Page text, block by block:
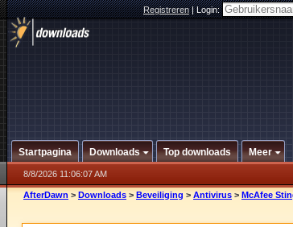
Registreren|Login:
Startpagina Downloads Top downloads Meer
8/8/2026 11:06:07 AM
AfterDawn > Downloads > Beveiliging > Antivirus > McAfee